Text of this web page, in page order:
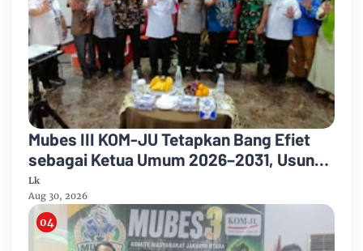
Mubes III KOM-JU Tetapkan Bang Efiet
sebagai Ketua Umum 2026–2031, Usung
Semangat Persatuan dan Pengabdian
Lk
Aug 30, 2026